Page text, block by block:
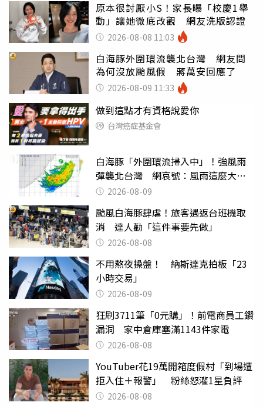
原本很討厭小S！家長曝「校慶1舉
動」讓她徹底改觀 網友洗版認證
2026-08-08 11:03
白海豚外圍環流襲北台灣 網友問
為何沒放颱風假 蔣萬安回應了
2026-08-09 11:33
做到這點才有資格說愛你
台灣癌症基金會
白海豚「外圍環流掃入中」！強風雨
彈襲北台灣 網哀號：風雨這麼大還
不放假
2026-08-09
颱風白海豚肆虐！旅客遇返台班機取
消 達人勸「這件事要先做」
2026-08-08
不用熬夜操盤！ 納斯達克拍板「23
小時交易」
2026-08-09
狂刷3711筆「0元購」！前電商員工鑽
漏洞 家中倉庫塞滿1143件家電
2026-08-08
YouTuber花19萬開箱度假村「到場遭
拒入住＋報警」 粉絲怒灌1星負評
2026-08-08